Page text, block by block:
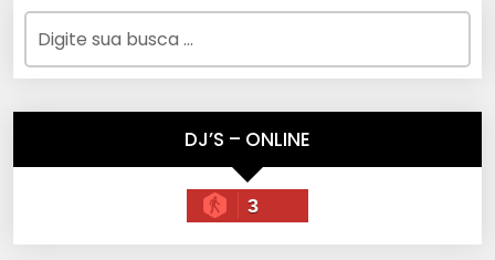
DJ’S – ONLINE
3